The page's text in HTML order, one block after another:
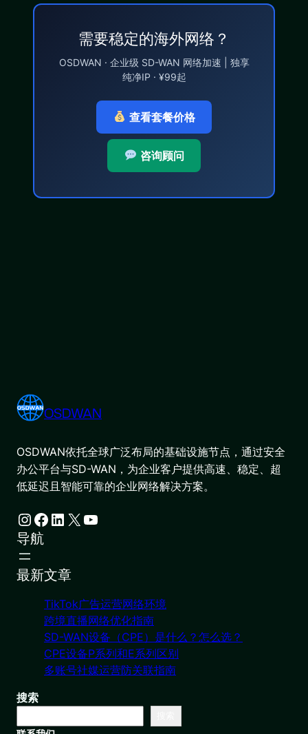
需要稳定的海外网络？
OSDWAN · 企业级 SD-WAN 网络加速 | 独享
纯净IP · ¥99起
查看套餐价格
咨询顾问
OSDWAN
OSDWAN依托全球广泛布局的基础设施节点，通过安全
办公平台与SD-WAN，为企业客户提供高速、稳定、超
低延迟且智能可靠的企业网络解决方案。
Instagram Facebook LinkedIn X YouTube
导航
最新文章
TikTok广告运营网络环境
跨境直播网络优化指南
SD-WAN设备（CPE）是什么？怎么选？
CPE设备P系列和E系列区别
多账号社媒运营防关联指南
搜索